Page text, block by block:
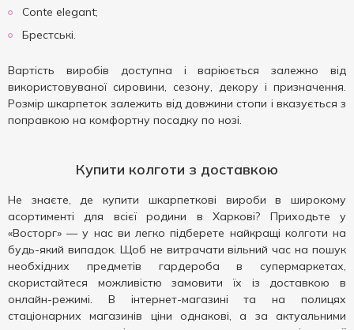
Conte elegant;
Брестські.
Вартість виробів доступна і варіюється залежно від
використовуваної сировини, сезону, декору і призначення.
Розмір шкарпеток залежить від довжини стопи і вказується з
поправкою на комфортну посадку по нозі.
Купити колготи з доставкою
Не знаєте, де купити шкарпеткові вироби в широкому
асортименті для всієї родини в Харкові? Приходьте у
«Восторг» — у нас ви легко підберете найкращі колготи на
будь-який випадок. Щоб не витрачати вільний час на пошук
необхідних предметів гардероба в супермаркетах,
скористайтеся можливістю замовити їх із доставкою в
онлайн-режимі. В інтернет-магазині та на полицях
стаціонарних магазинів ціни однакові, а за актуальними